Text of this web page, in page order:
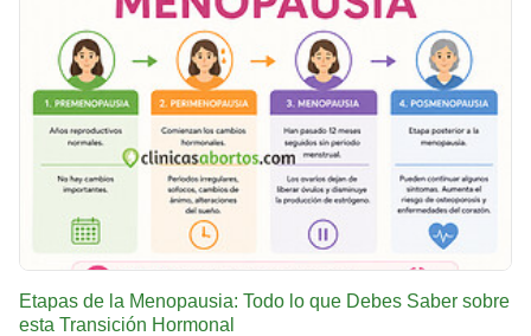
Etapas de la Menopausia: Todo lo que Debes Saber sobre
esta Transición Hormonal